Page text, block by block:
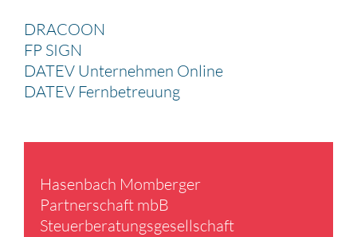
DRACOON
FP SIGN
DATEV Unternehmen Online
DATEV Fernbetreuung
Hasen­bach Momberger
Partner­schaft mbB
Steuer­be­ra­tungs­ge­sell­schaft